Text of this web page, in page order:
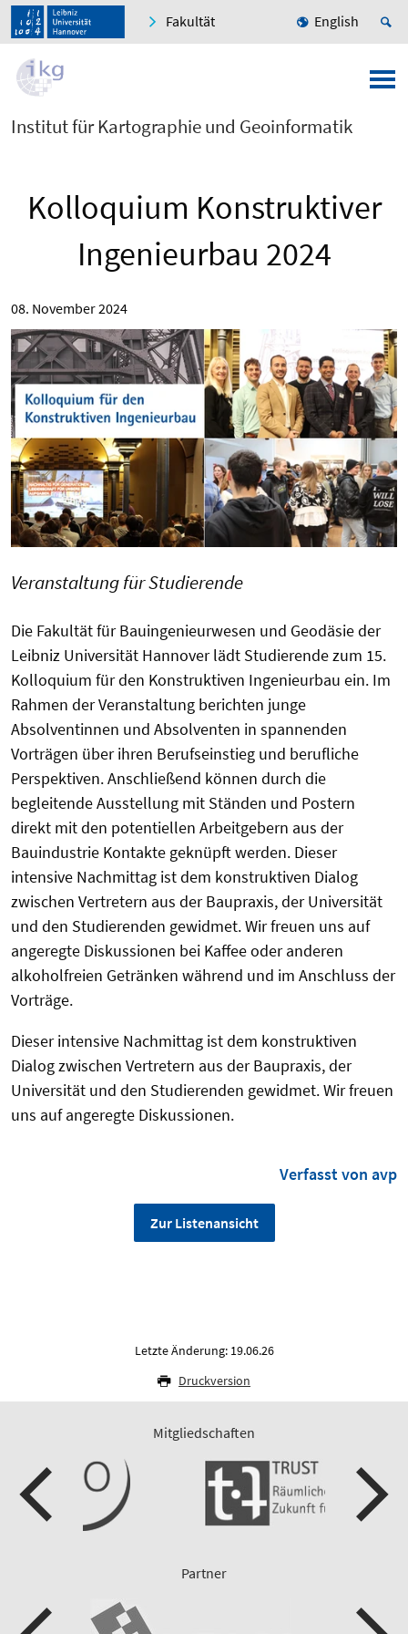
Fakultät English
Institut für Kartographie und Geoinformatik
Kolloquium Konstruktiver
Ingenieurbau 2024
08. November 2024
Veranstaltung für Studierende
Die Fakultät für Bauingenieurwesen und Geodäsie der
Leibniz Universität Hannover lädt Studierende zum 15.
Kolloquium für den Konstruktiven Ingenieurbau ein. Im
Rahmen der Veranstaltung berichten junge
Absolventinnen und Absolventen in spannenden
Vorträgen über ihren Berufseinstieg und berufliche
Perspektiven. Anschließend können durch die
begleitende Ausstellung mit Ständen und Postern
direkt mit den potentiellen Arbeitgebern aus der
Bauindustrie Kontakte geknüpft werden. Dieser
intensive Nachmittag ist dem konstruktiven Dialog
zwischen Vertretern aus der Baupraxis, der Universität
und den Studierenden gewidmet. Wir freuen uns auf
angeregte Diskussionen bei Kaffee oder anderen
alkoholfreien Getränken während und im Anschluss der
Vorträge.
Dieser intensive Nachmittag ist dem konstruktiven
Dialog zwischen Vertretern aus der Baupraxis, der
Universität und den Studierenden gewidmet. Wir freuen
uns auf angeregte Diskussionen.
Verfasst von avp
Zur Listenansicht
Letzte Änderung: 19.06.26
Druckversion
Mitgliedschaften
Partner